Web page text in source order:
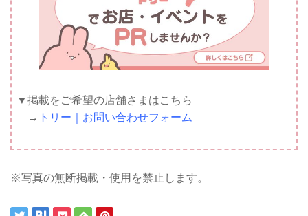
▼掲載をご希望の店舗さまはこちら
→ トリー｜お問い合わせフォーム
※写真の無断掲載・使用を禁止します。